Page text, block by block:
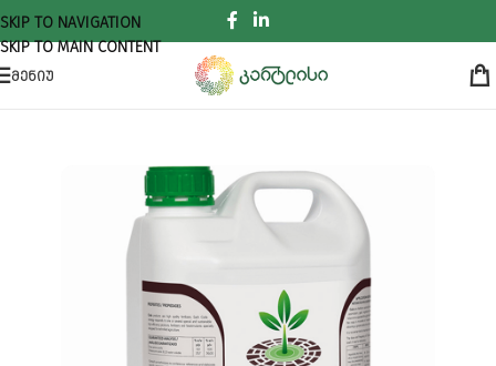
SKIP TO NAVIGATION
SKIP TO MAIN CONTENT
ᲛᲔᲜᲘᲣ